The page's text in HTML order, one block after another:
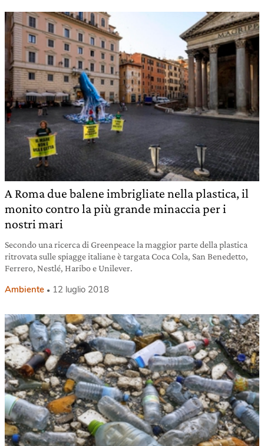
A Roma due balene imbrigliate nella plastica, il
monito contro la più grande minaccia per i
nostri mari
Secondo una ricerca di Greenpeace la maggior parte della plastica
ritrovata sulle spiagge italiane è targata Coca Cola, San Benedetto,
Ferrero, Nestlé, Haribo e Unilever.
Ambiente 12 luglio 2018